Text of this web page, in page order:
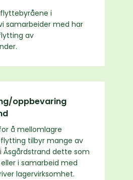
i
samarbeider med har
av
oppbevaring
å mellomlagre
tilbyr mange av
Åsgårdstrand dette som
i samarbeid med
lagervirksomhet.